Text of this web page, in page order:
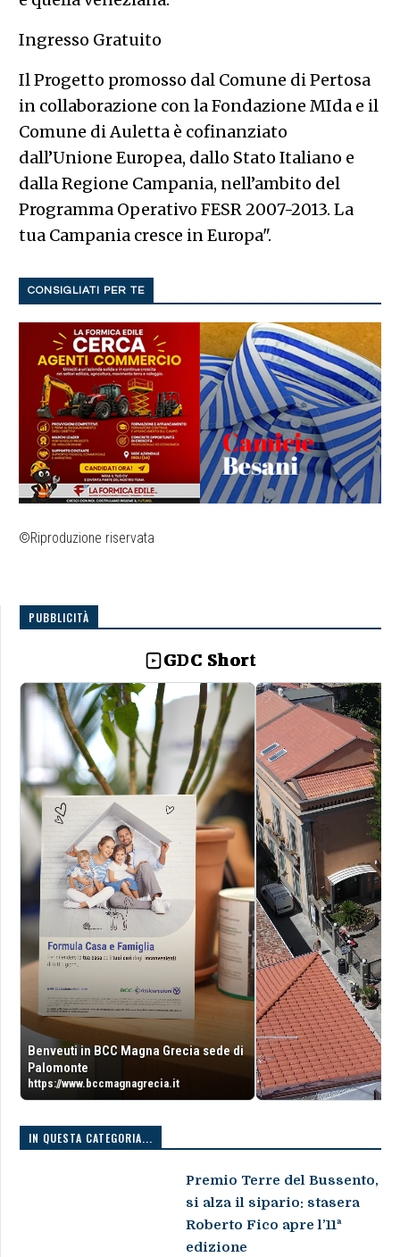
Ingresso Gratuito
Il Progetto promosso dal Comune di Pertosa
in collaborazione con la Fondazione MIda e il
Comune di Auletta è cofinanziato
dall’Unione Europea, dallo Stato Italiano e
dalla Regione Campania, nell’ambito del
Programma Operativo FESR 2007-2013. La
tua Campania cresce in Europa".
CONSIGLIATI PER TE
©Riproduzione riservata
PUBBLICITÀ
GDC Short
Benveuti in BCC Magna Grecia sede di
Palomonte
https://www.bccmagnagrecia.it
IN QUESTA CATEGORIA...
Premio Terre del Bussento,
si alza il sipario: stasera
Roberto Fico apre l’11ª
edizione